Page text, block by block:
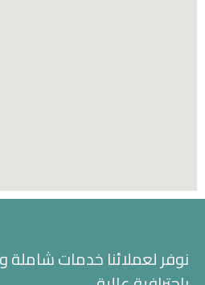
نوفر لعملائنا خدمات شاملة